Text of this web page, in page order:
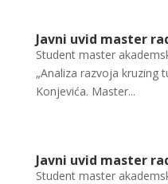
Javni uvid master
Student master
„Analiza razvoja kruzing
Konjevića. Master...
Javni uvid master
Student master